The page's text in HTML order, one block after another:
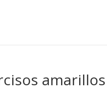
amarillos